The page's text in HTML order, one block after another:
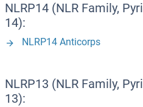
NLRP14 (NLR Family,
14):
NLRP14 Anticorps
NLRP13 (NLR Family,
13):